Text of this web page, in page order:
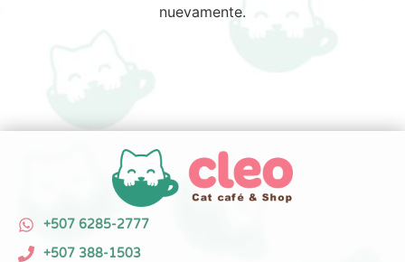
nuevamente.
+507 6285-2777
+507 388-1503